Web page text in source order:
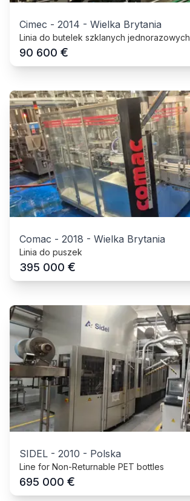
Cimec - 2014 - Wielka Brytania
Linia do butelek szklanych jednorazowych
90 600 €
Comac - 2018 - Wielka Brytania
Linia do puszek
395 000 €
SIDEL - 2010 - Polska
Line for Non-Returnable PET bottles
695 000 €